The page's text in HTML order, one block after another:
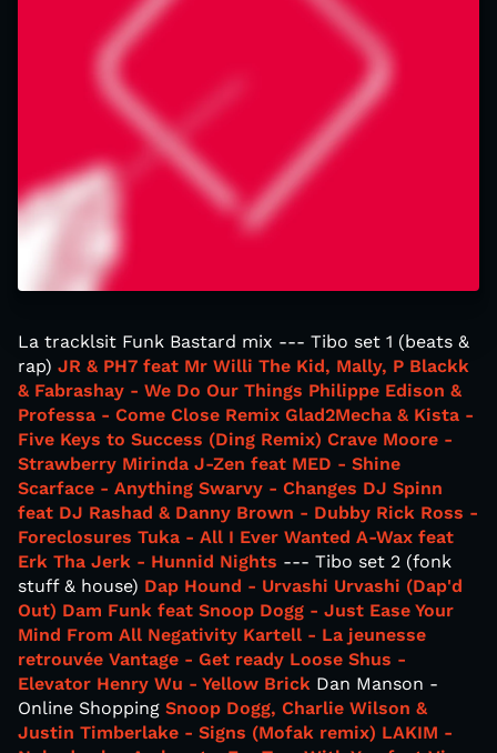
La tracklsit Funk Bastard mix --- Tibo set 1 (beats &
rap) JR & PH7 feat Mr Willi The Kid, Mally, P Blackk
& Fabrashay - We Do Our Things Philippe Edison &
Professa - Come Close Remix Glad2Mecha & Kista -
Five Keys to Success (Ding Remix) Crave Moore -
Strawberry Mirinda J-Zen feat MED - Shine
Scarface - Anything Swarvy - Changes DJ Spinn
feat DJ Rashad & Danny Brown - Dubby Rick Ross -
Foreclosures Tuka - All I Ever Wanted A-Wax feat
Erk Tha Jerk - Hunnid Nights --- Tibo set 2 (fonk
stuff & house) Dap Hound - Urvashi Urvashi (Dap'd
Out) Dam Funk feat Snoop Dogg - Just Ease Your
Mind From All Negativity Kartell - La jeunesse
retrouvée Vantage - Get ready Loose Shus -
Elevator Henry Wu - Yellow Brick Dan Manson -
Online Shopping Snoop Dogg, Charlie Wilson &
Justin Timberlake - Signs (Mofak remix) LAKIM -